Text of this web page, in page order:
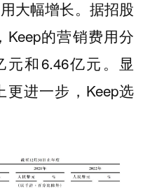
大幅增长。据招股
Keep的营销费用分
元和6.46亿元。显
进一步，Keep选